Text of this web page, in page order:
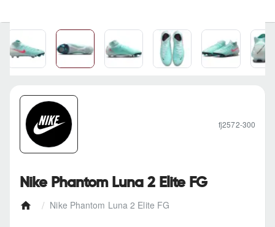
Nike Phantom Luna 2 Elite FG
Nike Phantom Luna 2 Elite FG
fj2572-300